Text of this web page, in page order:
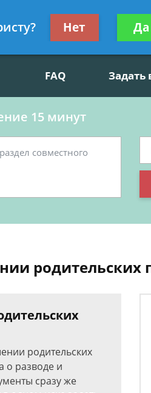
вопросы
Получите
FAQ Задать
15 минут
родительских
родительских
о разводе и
сразу же
Нет Да